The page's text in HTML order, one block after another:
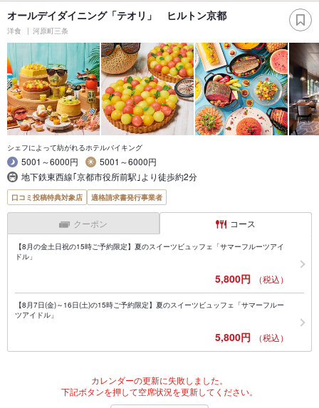
オールデイダイニング「テオリ」 ヒルトン京都
洋食 河原町三条
シェフによって紡がれるホテルバイキング
5001～6000円
5001～6000円
地下鉄東西線｢京都市役所前駅｣より徒歩約2分
口コミ投稿特典対象店 適格請求書発行事業者
クーポン コース
【8月の金土日祝の15時ご予約限定】夏のスイーツビュッフェ「サマーフルーツアイ
ドル」
5,800円 （税込）
【8月7日(金)～16日(土)の15時ご予約限定】夏のスイーツビュッフェ「サマーフルー
ツアイドル」
5,800円 （税込）
カレンダーの更新に失敗しました。
下記ボタンを押して空席状況を更新してください。